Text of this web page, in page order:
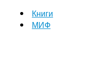
Книги
МИФ